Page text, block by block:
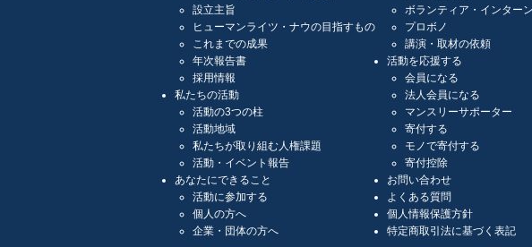
設立主旨
ヒューマンライツ・ナウの目指すもの
これまでの成果
年次報告書
採用情報
私たちの活動
活動の3つの柱
活動地域
私たちが取り組む人権課題
活動・イベント報告
あなたにできること
活動に参加する
個人の方へ
企業・団体の方へ
ボランティア・インターン
プロボノ
講演・取材の依頼
活動を応援する
会員になる
法人会員になる
マンスリーサポーター
寄付する
モノで寄付する
寄付控除
お問い合わせ
よくある質問
個人情報保護方針
特定商取引法に基づく表記